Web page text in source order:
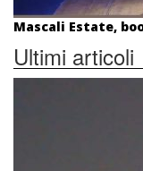
Mascali Estate,
Ultimi articoli